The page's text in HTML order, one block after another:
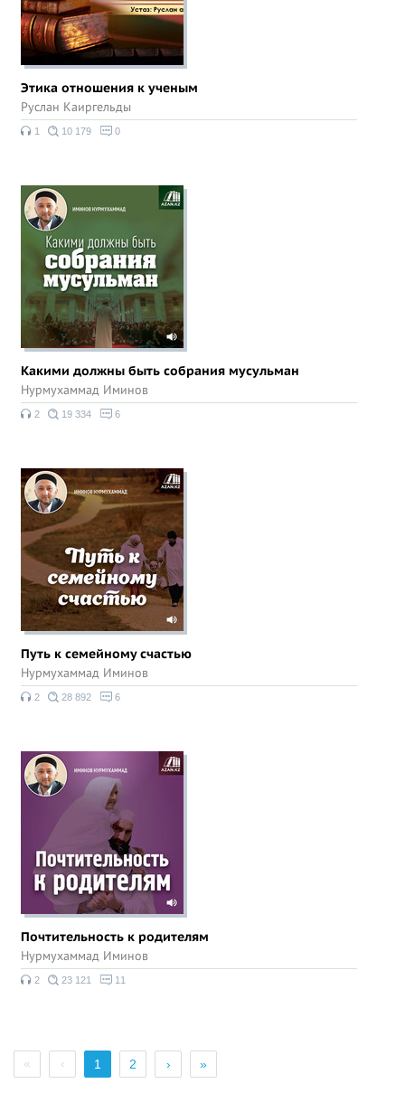
Этика отношения к ученым
Руслан Каиргельды
1 10 179 0
Какими должны быть собрания мусульман
Нурмухаммад Иминов
2 19 334 6
Путь к семейному счастью
Нурмухаммад Иминов
2 28 892 6
Почтительность к родителям
Нурмухаммад Иминов
2 23 121 11
« ‹ 1 2 › »